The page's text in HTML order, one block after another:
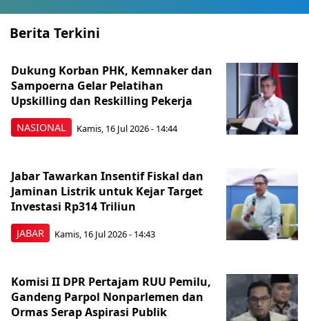
Berita Terkini
NASIONAL
Dukung Korban PHK, Kemnaker dan
Sampoerna Gelar Pelatihan
Upskilling dan Reskilling Pekerja
Kamis, 16 Jul 2026 - 14:44
JABAR
Jabar Tawarkan Insentif Fiskal dan
Jaminan Listrik untuk Kejar Target
Investasi Rp314 Triliun
Kamis, 16 Jul 2026 - 14:43
Komisi II DPR Pertajam RUU Pemilu,
Gandeng Parpol Nonparlemen dan
Ormas Serap Aspirasi Publik